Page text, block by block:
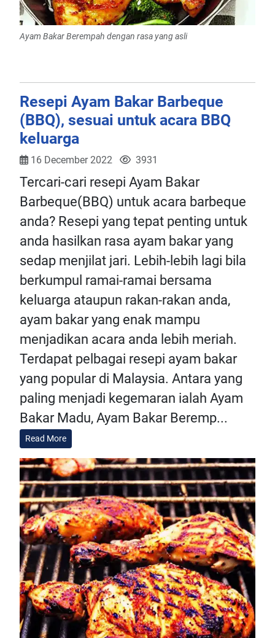
Ayam Bakar Berempah dengan rasa yang asli
Resepi Ayam Bakar Barbeque
(BBQ), sesuai untuk acara BBQ
keluarga
16 December 2022 3931
Tercari-cari resepi Ayam Bakar
Barbeque(BBQ) untuk acara barbeque
anda? Resepi yang tepat penting untuk
anda hasilkan rasa ayam bakar yang
sedap menjilat jari. Lebih-lebih lagi bila
berkumpul ramai-ramai bersama
keluarga ataupun rakan-rakan anda,
ayam bakar yang enak mampu
menjadikan acara anda lebih meriah.
Terdapat pelbagai resepi ayam bakar
yang popular di Malaysia. Antara yang
paling menjadi kegemaran ialah Ayam
Bakar Madu, Ayam Bakar Beremp...
Read More